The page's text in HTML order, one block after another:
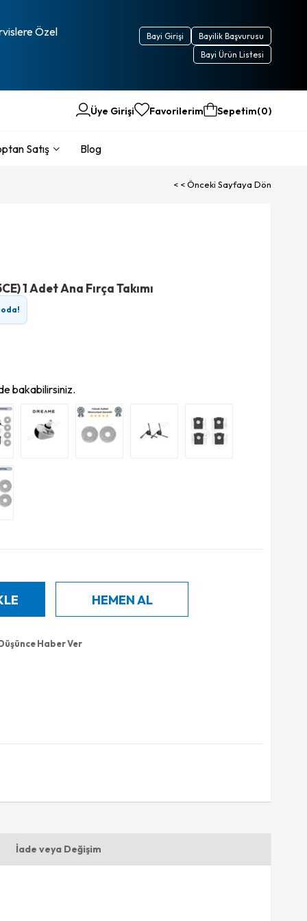
Özel
Bayilik Başvurusu
Bayi Girişi
Bayi Ürün Listesi
Üye Girişi Favorilerim Sepetim 0
Satış Blog
< < Önceki Sayfaya Dön
1 Adet Ana Fırça Takımı
bakabilirsiniz.
Haber Ver
İade veya Değişim